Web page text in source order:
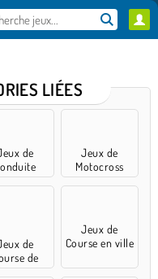
LIÉES
de
Jeux de
Motocross
de
de
Jeux de
Course en ville